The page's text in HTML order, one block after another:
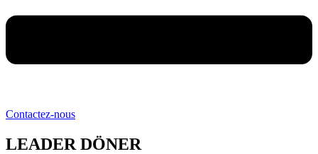
Contactez-nous
LEADER DÖNER